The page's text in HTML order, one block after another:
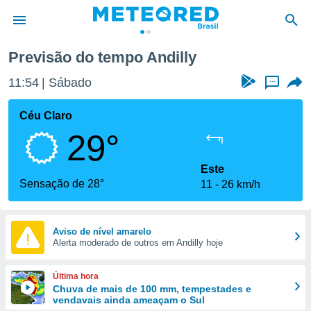
da
fornecidas
a este
das
e
forma
digital
Previsão do tempo Andilly
11:54 Sábado ...
Céu Claro
29°
Sensação de 28°
Este
11
26 km/h
Aviso de nível amarelo
Alerta moderado de outros em Andilly hoje
Última hora
Chuva de mais de 100 mm, tempestades e
vendavais ainda ameaçam o Sul